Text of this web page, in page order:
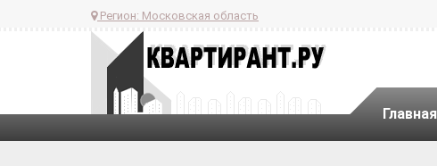
Регион: Московская область
Главная